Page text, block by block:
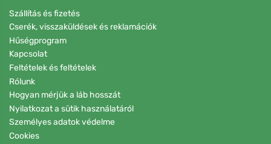
Szállítás és fizetés
Cserék, visszaküldések és reklamációk
Hűségprogram
Kapcsolat
Feltételek és feltételek
Rólunk
Hogyan mérjük a láb hosszát
Nyilatkozat a sütik használatáról
Személyes adatok védelme
Cookies